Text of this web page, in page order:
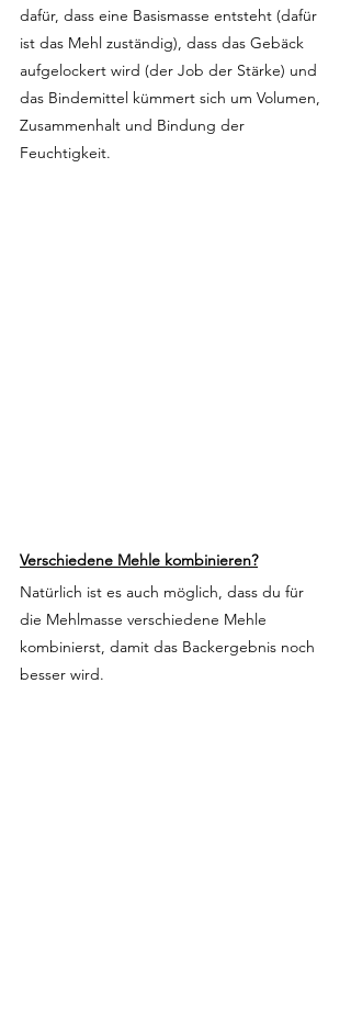
dafür, dass eine Basismasse entsteht (dafür
ist das Mehl zuständig), dass das Gebäck
aufgelockert wird (der Job der Stärke) und
das Bindemittel kümmert sich um Volumen,
Zusammenhalt und Bindung der
Feuchtigkeit.
Verschiedene Mehle kombinieren?
Natürlich ist es auch möglich, dass du für
die Mehlmasse verschiedene Mehle
kombinierst, damit das Backergebnis noch
besser wird.